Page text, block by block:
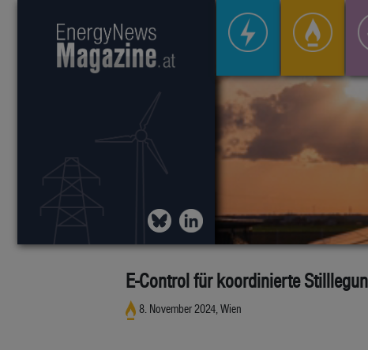
E-Control für koordinierte
8. November 2024, Wien